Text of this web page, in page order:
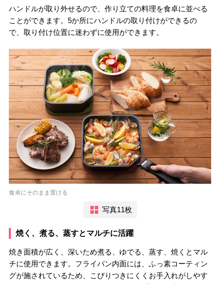
ハンドルが取り外せるので、作り立ての料理を食卓に並べる
ことができます。5か所にハンドルの取り付けができるの
で、取り付け位置に迷わずに使用ができます。
食卓にそのまま置ける
写真11枚
焼く、煮る、蒸すとマルチに活躍
焼き面積が広く、深いため煮る、ゆでる、蒸す、焼くとマル
チに使用できます。フライパン内面には、ふっ素コーティン
グが施されているため、こびりつきにくくお手入れがしやす